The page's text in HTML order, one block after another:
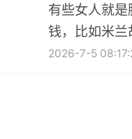
有些女人就
钱，比如米兰
2026-7-5